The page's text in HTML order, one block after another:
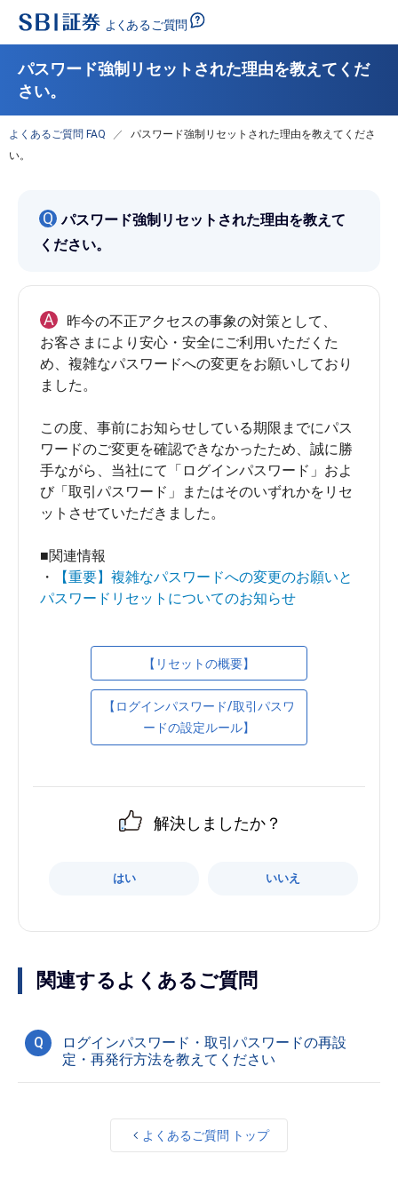
パスワード強制リセットされた理由を教えてくだ
さい。
よくあるご質問 FAQ
パスワード強制リセットされた理由を教えてくださ
い。
Q パスワード強制リセットされた理由を教えて
ください。
A
昨今の不正アクセスの事象の対策として、
お客さまにより安心・安全にご利用いただくた
め、複雑なパスワードへの変更をお願いしており
ました。
この度、事前にお知らせしている期限までにパス
ワードのご変更を確認できなかったため、誠に勝
手ながら、当社にて「ログインパスワード」およ
び「取引パスワード」またはそのいずれかをリセ
ットさせていただきました。
■関連情報
・
【重要】複雑なパスワードへの変更のお願いと
パスワードリセットについてのお知らせ
【リセットの概要】
【ログインパスワード/取引パスワ
ードの設定ルール】
解決しましたか？
はい いいえ
関連するよくあるご質問
Q
ログインパスワード・取引パスワードの再設
定・再発行方法を教えてください
よくあるご質問 トップ